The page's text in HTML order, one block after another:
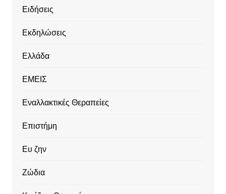
Ειδήσεις
Εκδηλώσεις
Ελλάδα
ΕΜΕΙΣ
Εναλλακτικές Θεραπείες
Επιστήμη
Ευ ζην
Ζώδια